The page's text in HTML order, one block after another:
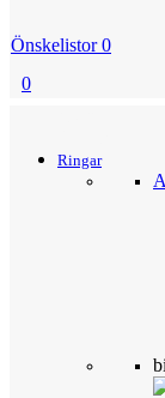
Önskelistor 0
0
Ringar